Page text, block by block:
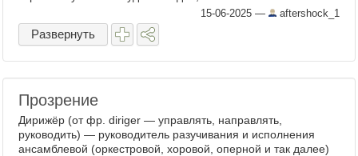
15-06-2025 — aftershock_1
Развернуть
Прозрение
Дирижёр (от фр. diriger — управлять, направлять,
руководить) — руководитель разучивания и исполнения
ансамблевой (оркестровой, хоровой, оперной и так далее)